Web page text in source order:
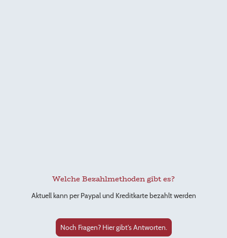
Welche Bezahlmethoden gibt es?
Aktuell kann per Paypal und Kreditkarte bezahlt werden
Noch Fragen? Hier gibt's Antworten.